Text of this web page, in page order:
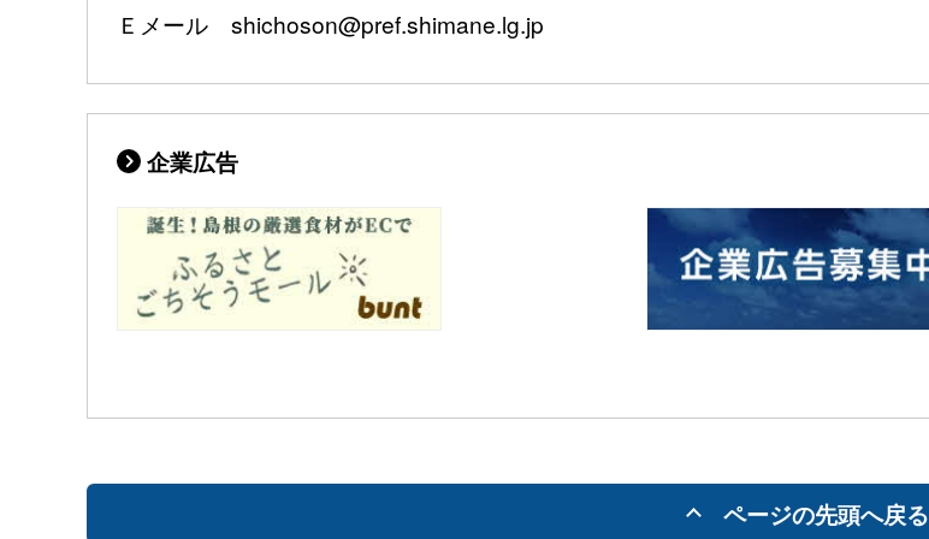
Ｅメール shichoson@pref.shimane.lg.jp
企業広告
ページの先頭へ戻る